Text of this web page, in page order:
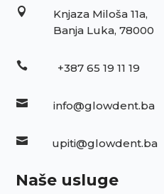

Knjaza Miloša 11a,
Banja Luka, 78000
 +387 65 19 11 19
 info@glowdent.ba
 upiti@glowdent.ba
Naše usluge